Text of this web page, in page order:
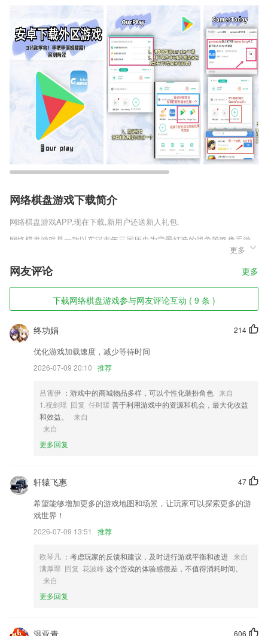
网络棋盘游戏下载简介
网络棋盘游戏APP,现在下载,新用户还送新人礼包.
网络棋盘游戏是一款以东汉末年三国历史为背景打造的战争策略类手游，
在这个乱世中，玩家将扮演一位帝王的身份，在恢弘的大背景下的战场气
势下，招兵买马、排兵布阵、运筹帷幄，这些都是一场战局成败的关键因
素，你可以亲身去经历这一段波澜壮阔的历史画卷，在这个硝烟四起的乱
世中征服天下，一统三国。
网络棋盘游戏软件特色
1,* 编辑拼图：长按照片进行交换、替换照片、通过双指缩放照片、通过
单指移动照片。
2,高端访谈：企业高管、产业大佬、资 深大咖一起为产业指点江山，挥
斥方遒。
4,完美阅读体验,齐全的功能、人性的操作、华丽的界面……给你带来最
完美的阅读体验
5,免费查询,提前预订,一键导航位址;
6,量身定做方案，正负研判信息，以良好的用户体验赢得口碑；
1.输入需要搜索的题目内容，就可以快速的获得对应的考试试卷
2.随时随地查看当前学习内容，复习了解细节。
3.与到作业测试中，在线报名参加测试内容，查看学习报告
5.店铺注册，开店指引
6.·多种类型的学习方法提供给大家，有了它就能给学生提供最高效的学
习方法。
首页新增“急招岗位”栏目
更多
网友评论 更多
下载网络棋盘游戏参与网友评论互动 ( 9 条 )
214
终功娟
优化游戏加载速度，减少等待时间
2026-07-09 20:10 推荐
吕霄伊 ：游戏中的商城物品多样，可以个性化装扮角色 来自
1.祝剑瑶 回复 任时瑗善于利用游戏中的资源和机会，最大化收益
和效益。
来自
来自
更多回复
47
轩辕飞惠
希望能够增加更多的游戏地图和场景，让玩家可以探索更多的游
戏世界！
2026-07-09 13:51 推荐
欧琴凡 ：考虑玩家的反馈和建议，及时进行游戏平衡和改进 来自
满厚翠 回复 花波峰 这个游戏的体验感很差，不值得消耗时间。
来自
更多回复
606
温亚青